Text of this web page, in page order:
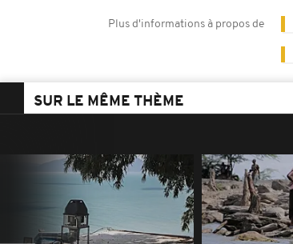
Plus d'informations à propos de
SUR LE MÊME THÈME